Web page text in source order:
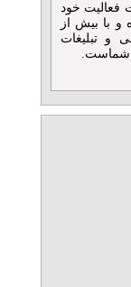
فعالیت خود
و با بیش از
و تبلیغات
شماست.